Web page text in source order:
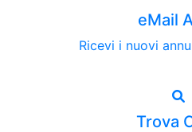
eMail
Ricevi i nuovi
Trova